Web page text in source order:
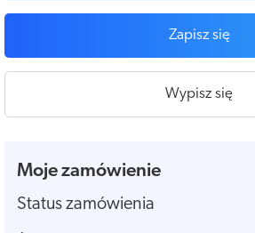
Zapisz się
Wypisz się
Moje zamówienie
Status zamówienia